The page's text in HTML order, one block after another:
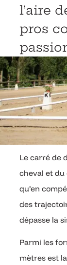
l’aire
pros
Le carré de
cheval et du
qu’en
des
dépasse la
Parmi les
mètres est